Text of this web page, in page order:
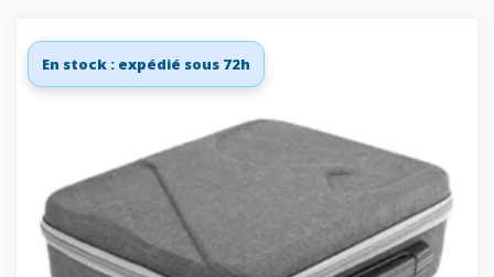
En stock : expédié sous 72h